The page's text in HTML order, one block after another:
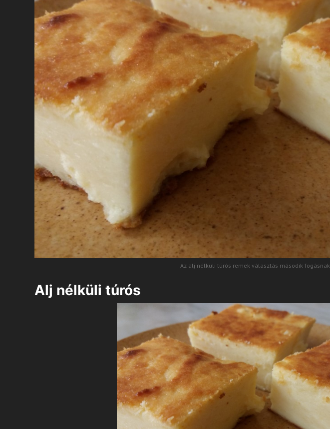
Az alj nélküli túrós remek választás második fogásnak.
Alj nélküli túrós